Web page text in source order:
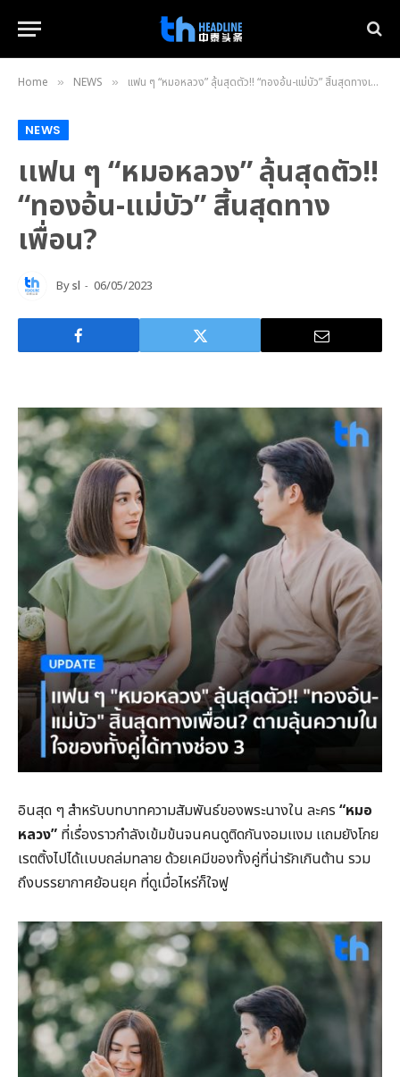
Home » NEWS » เเฟน ๆ “หมอหลวง” ลุ้นสุดตัว!! “ทองอ้น-แม่บัว” สิ้นสุดทางเพื่อน?
NEWS
เเฟน ๆ “หมอหลวง” ลุ้นสุดตัว!!
“ทองอ้น-แม่บัว” สิ้นสุดทาง
เพื่อน?
Bysl 06/05/2023
อินสุด ๆ สำหรับบทบาทความสัมพันธ์ของพระนางใน ละคร “หมอ
หลวง” ที่เรื่องราวกำลังเข้มข้นจนคนดูติดกันงอมเเงม เเถมยังโกย
เรตติ้งไปได้เเบบถล่มทลาย ด้วยเคมีของทั้งคู่ที่น่ารักเกินต้าน รวม
ถึงบรรยากาศย้อนยุค ที่ดูเมื่อไหร่ก็ใจฟู